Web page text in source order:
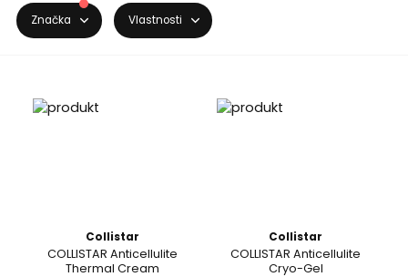
Značka Vlastnosti
Collistar
COLLISTAR Anticellulite
Thermal Cream
Collistar
COLLISTAR Anticellulite
Cryo-Gel